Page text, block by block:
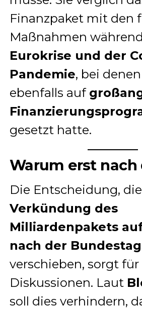
Finanzpaket mit den
Maßnahmen
Eurokrise und der
Pandemie, bei
ebenfalls auf
gesetzt hatte.
Warum erst nach
Die Entscheidung, die
Verkündung des
Milliardenpakets
nach der
verschieben, sorgt für
Diskussionen. Laut
soll dies verhindern,